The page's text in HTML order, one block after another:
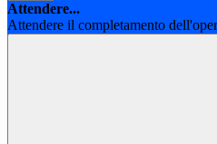
Attendere...
Attendere il completamento